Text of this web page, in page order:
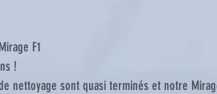
F1
!
nettoyage sont quasi terminés et notre